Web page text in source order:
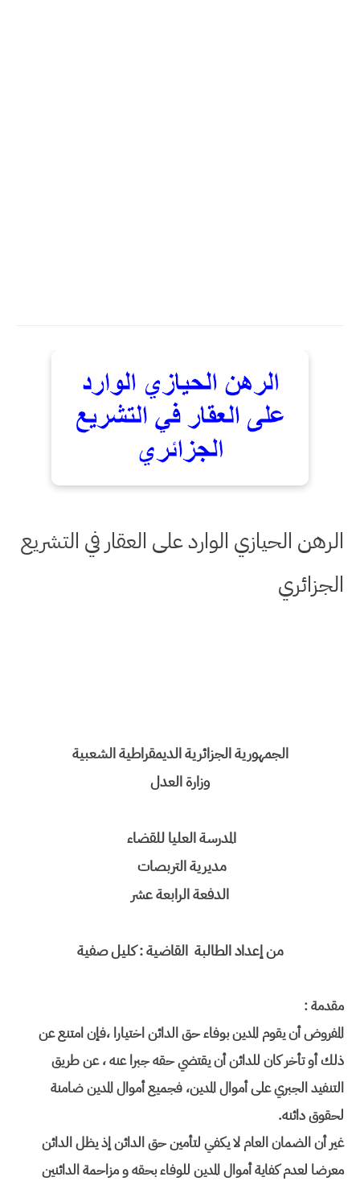
الرهن الحيازي الوارد على العقار في التشريع
الجزائري
الجمهورية الجزائرية الديمقراطية الشعبية
وزارة العدل
المدرسة العليا للقضاء
مديرية التربصات
الدفعة الرابعة عشر
من إعداد الطالبة القاضية : كليل صفية
مقدمة :
المفروض أن يقوم المدين بوفاء حق الدائن اختيارا ،فإن امتنع عن
ذلك أو تأخر كان للدائن أن يقتضي حقه جبرا عنه ، عن طريق
التنفيد الجبري على أموال المدين، فجميع أموال المدين ضامنة
لحقوق دائنه.
غير أن الضمان العام لا يكفي لتأمين حق الدائن إذ يظل الدائن
معرضا لعدم كفاية أموال المدين للوفاء بحقه و مزاحمة الدائنين